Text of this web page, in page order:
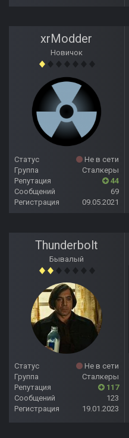
xrModder
Новичок
Статус
Не в сети
Группа
Сталкеры
Репутация
44
Сообщений
69
Регистрация
09.05.2021
Thunderbolt
Бывалый
Статус
Не в сети
Группа
Сталкеры
Репутация
117
Сообщений
123
Регистрация
19.01.2023